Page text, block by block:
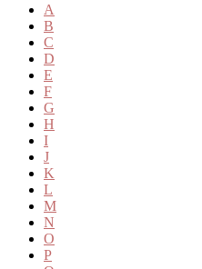
A
B
C
D
E
F
G
H
I
J
K
L
M
N
O
P